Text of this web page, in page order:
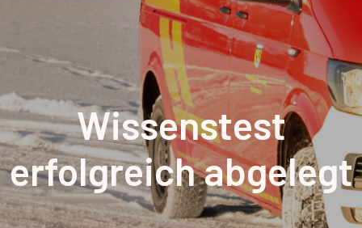
Wissenstest
erfolgreich abgelegt